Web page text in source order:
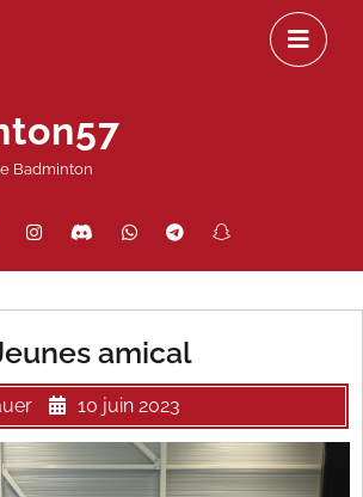
Badminton
Twitter InstagramDiscordWhatsAppTelegram
amical
10 juin 2023